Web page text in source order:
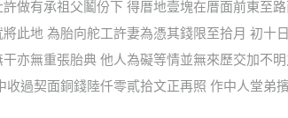
許做有承祖父鬮份下 得厝地壹塊在厝面前東至
此地 為胎向舵工許妻為憑其錢限至拾月 初十
亦無重張胎典 他人為礙等情並無來歷交加不
收過契面銅錢陸仟零貳拾文正再照 作中人堂弟